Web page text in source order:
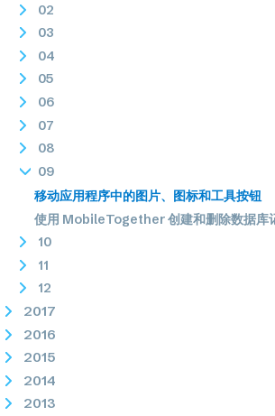
02
03
04
05
06
07
08
09
移动应用程序中的图片、图标和工具按钮
使用 MobileTogether 创建和删除数据库
10
11
12
2017
2016
2015
2014
2013